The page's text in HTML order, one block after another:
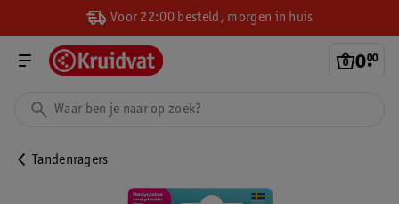
Voor 22:00 besteld, morgen in huis
0.
00
Tandenragers